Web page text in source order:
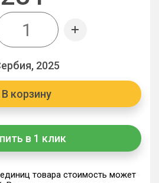
2025
В корзину
в 1 клик
товара стоимость может